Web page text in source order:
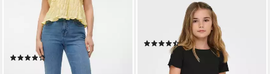
VERO MODA
Gerade Jeans VMTESSA HR
STRAIGHT JEANS LI3114 GA
ab 33,99 € UVP 49,99 €
T-Shirt KONNELLA mit
gewellten Säumen
(18)
ab 11,99 € UVP 14,99 €